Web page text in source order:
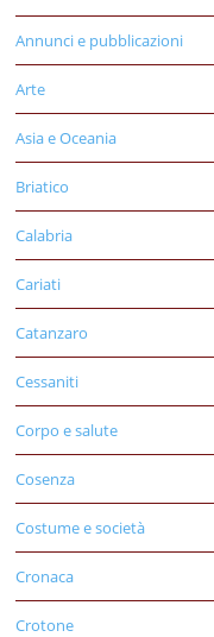
Annunci e pubblicazioni
Arte
Asia e Oceania
Briatico
Calabria
Cariati
Catanzaro
Cessaniti
Corpo e salute
Cosenza
Costume e società
Cronaca
Crotone